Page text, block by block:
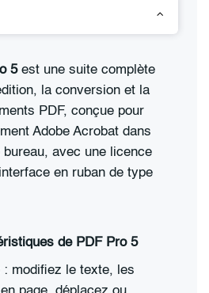
5 est une suite complète
la conversion et la
PDF, conçue pour
Adobe Acrobat dans
bureau, avec une licence
en ruban de type
de PDF Pro 5
: modifiez le texte, les